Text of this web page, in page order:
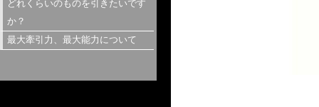
どれくらいのものを引きたいです
か？
最大牽引力、最大能力について